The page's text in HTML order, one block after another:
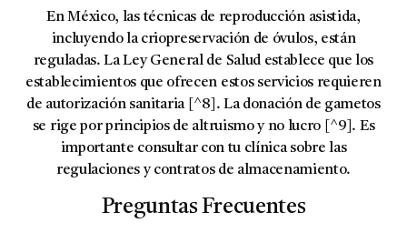
En México, las técnicas de reproducción asistida,
incluyendo la criopreservación de óvulos, están
reguladas. LaLey General de Saludestablece que los
establecimientos que ofrecen estos servicios requieren
de autorización sanitaria [^8]. La donación de gametos
se rige por principios de altruismo y no lucro [^9]. Es
importante consultar con tu clínica sobre las
regulaciones y contratos de almacenamiento.
Preguntas Frecuentes